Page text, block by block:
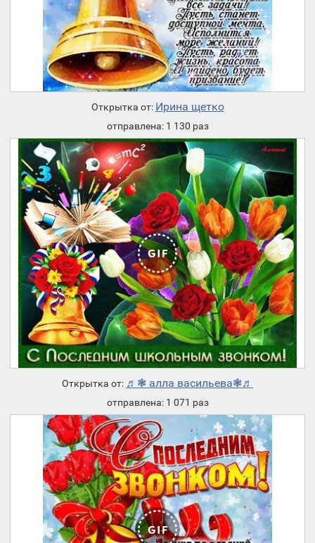
Открытка от: Ирина щетко
отправлена: 1 130 раз
Открытка от: ♬❃ алла васильева❃♬
отправлена: 1 071 раз